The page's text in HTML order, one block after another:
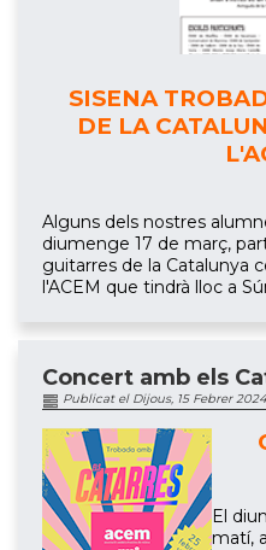
SISENA
DE LA
Alguns dels nostres
diumenge 17 de març,
guitarres de la Catalunya
l'ACEM que tindrà lloc a
Concert amb els
Publicat el Dijous, 15 Febrer 2024
El
matí,